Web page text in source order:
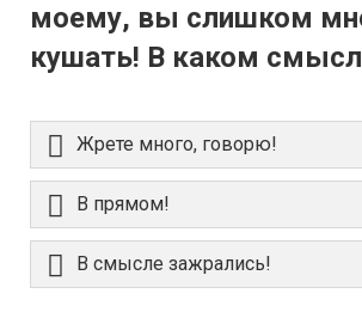
моему, вы слишком
кушать! В каком
Жрете много, говорю!
В прямом!
В смысле зажрались!